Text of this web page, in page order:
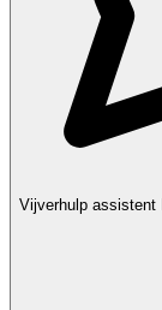
Vijverhulp assistent